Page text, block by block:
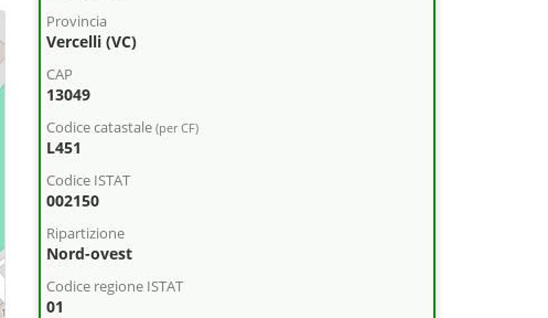
Provincia
Vercelli (VC)
CAP
13049
Codice catastale (per CF)
L451
Codice ISTAT
002150
Ripartizione
Nord-ovest
Codice regione ISTAT
01